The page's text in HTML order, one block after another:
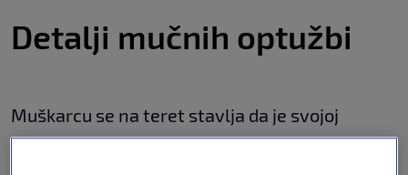
Detalji mučnih optužbi
Muškarcu se na teret stavlja da je svojoj
partnerici govorio da je glupa, da je ku*va.